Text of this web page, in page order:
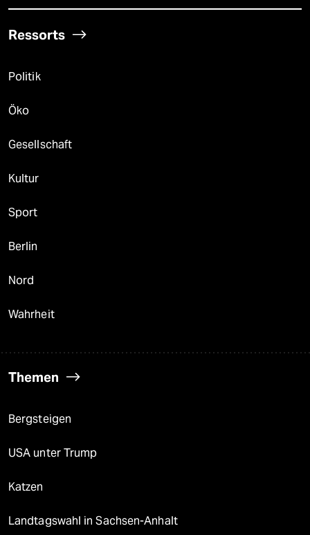
Ressorts
Politik
Öko
Gesellschaft
Kultur
Sport
Berlin
Nord
Wahrheit
Themen
Bergsteigen
USA unter Trump
Katzen
Landtagswahl in Sachsen-Anhalt